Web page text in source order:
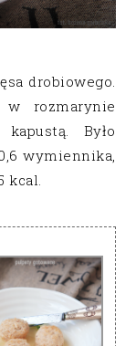
drobiowego.
rozmarynie
Było
wymiennika,
kcal.